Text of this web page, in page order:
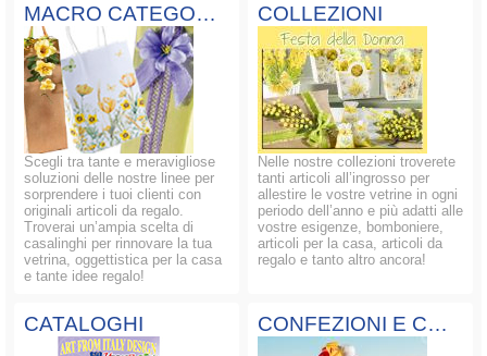
MACRO CATEGORIE
Scegli tra tante e meravigliose
soluzioni delle nostre linee per
sorprendere i tuoi clienti con
originali articoli da regalo.
Troverai un’ampia scelta di
casalinghi per rinnovare la tua
vetrina, oggettistica per la casa
e tante idee regalo!
COLLEZIONI
Nelle nostre collezioni troverete
tanti articoli all’ingrosso per
allestire le vostre vetrine in ogni
periodo dell’anno e più adatti alle
vostre esigenze, bomboniere,
articoli per la casa, articoli da
regalo e tanto altro ancora!
CATALOGHI CONFEZIONI E COMPOSIZIONI